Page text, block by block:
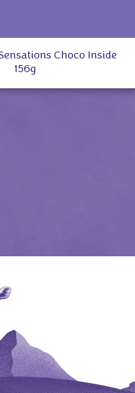
Choco Inside
156g